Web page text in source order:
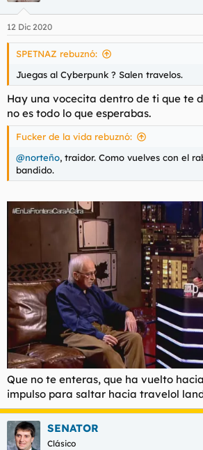
12 Dic 2020
SPETNAZ rebuznó:
Juegas al Cyberpunk ? Salen travelos.
Hay una vocecita dentro de ti que te
no es todo lo que esperabas.
Fucker de la vida rebuznó:
@norteño, traidor. Como vuelves con el
bandido.
Que no te enteras, que ha vuelto
impulso para saltar hacia travelol
SENATOR
Clásico